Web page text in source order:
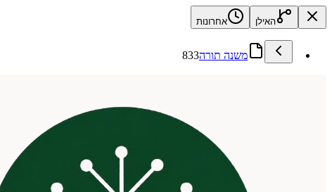
האילן אחרונות
משנה תורה833